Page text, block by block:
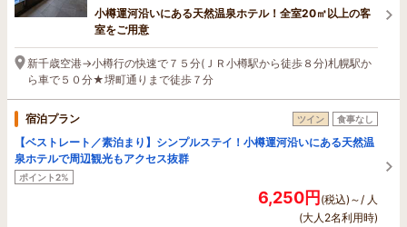
小樽運河沿いにある天然温泉ホテル！全室20㎡以上の客
室をご用意
新千歳空港→小樽行の快速で７５分(ＪＲ小樽駅から徒歩８分)札幌駅か
ら車で５０分★堺町通りまで徒歩７分
宿泊プラン ツイン 食事なし
【ベストレート／素泊まり】シンプルステイ！小樽運河沿いにある天然温
泉ホテルで周辺観光もアクセス抜群
ポイント2%
6,250円(税込)～/ 人
(大人2名利用時)